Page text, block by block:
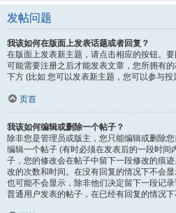
发帖问题
我该如何在版面上发表话题或者回复？
在版面上发表新主题，请点击相应的按钮。
可能需要注册之后才能发表文章，您所拥有
下方 (比如 您可以发表新主题，您可以参与投
页首
我该如何编辑或删除一个帖子？
除非您是管理员或版主，您只能编辑或删除
编辑一个帖子 (有时必须在发表后的一段时间
子，您的修改会在帖子中留下一段修改的痕
改的次数和时间。在没有回复的情况下不会
也可能不会显示，除非他们决定留下一段记
普通用户发表的帖子，在已经有回复的情况下